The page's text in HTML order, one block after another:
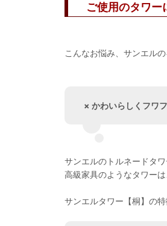
ご使用のタワー
こんなお悩み、サンエル
× かわいらしくフワ
サンエルのトルネードタ
高級家具のようなタワー
サンエルタワー【桐】の